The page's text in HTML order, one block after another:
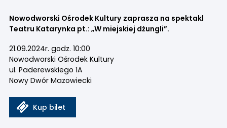
Nowodworski Ośrodek Kultury zaprasza na spektakl
Teatru Katarynka pt.: „W miejskiej dżungli”.
21.09.2024r. godz. 10:00
Nowodworski Ośrodek Kultury
ul. Paderewskiego 1A
Nowy Dwór Mazowiecki
Kup bilet